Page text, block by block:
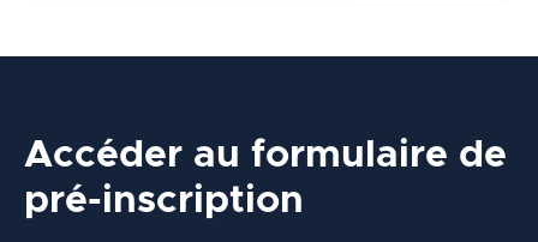
Accéder au formulaire de
pré-inscription